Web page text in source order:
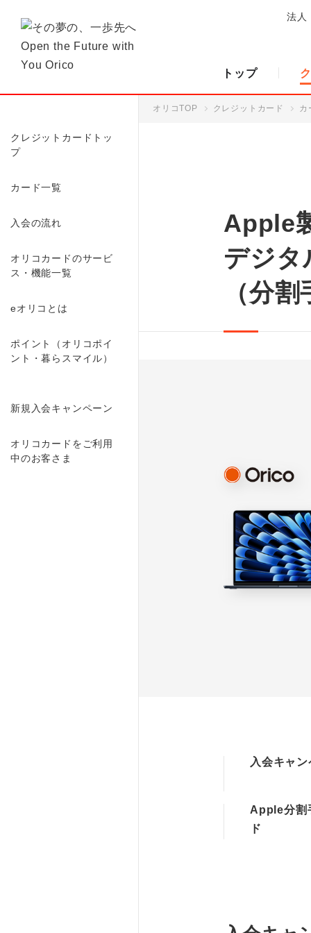
法人
トップ
クレジットカードトッ
プ
カード一覧
入会の流れ
オリコカードのサービ
ス・機能一覧
eオリコとは
ポイント（オリコポイ
ント・暮らスマイル）
新規入会キャンペーン
オリコカードをご利用
中のお客さま
オリコTOP クレジットカード カ
Apple
デジ
（分
入会キャ
Apple分割
ド